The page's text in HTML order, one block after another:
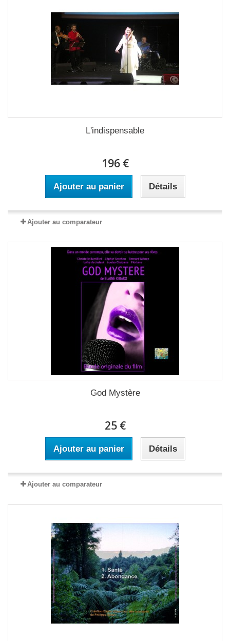
L'indispensable
196 €
Ajouter au panier Détails
Ajouter au comparateur
God Mystère
25 €
Ajouter au panier Détails
Ajouter au comparateur